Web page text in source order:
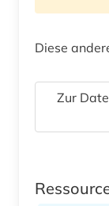
Diese
Zur